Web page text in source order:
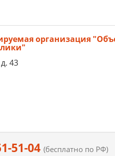
организация
43
51-04(бесплатно по РФ)